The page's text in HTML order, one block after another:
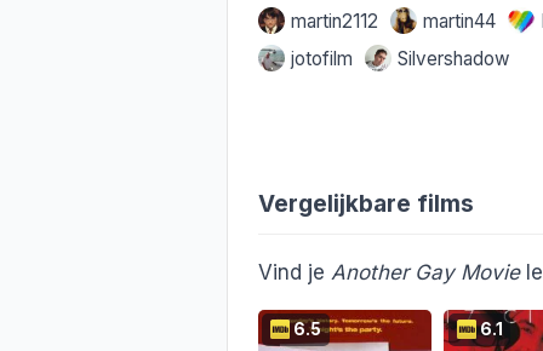
martin2112 martin44
jotofilm
Silvershadow
Vergelijkbare films
Vind je Another Gay Movie
6.5 6.1